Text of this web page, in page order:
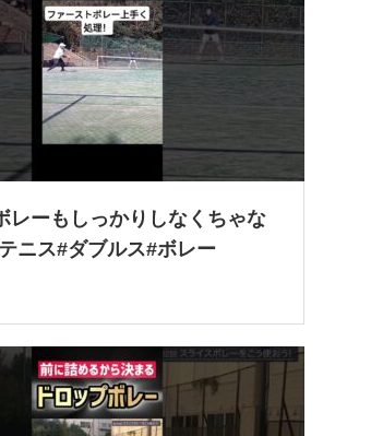
レーもしっかりしなくちゃな
ニス#ダブルス#ボレー